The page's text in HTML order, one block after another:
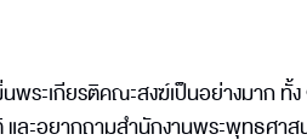
ระเกียรติคณะสงฆ์เป็นอย่างมาก ทั้ง
ละอยากถามสำนักงานพระพุทธศา